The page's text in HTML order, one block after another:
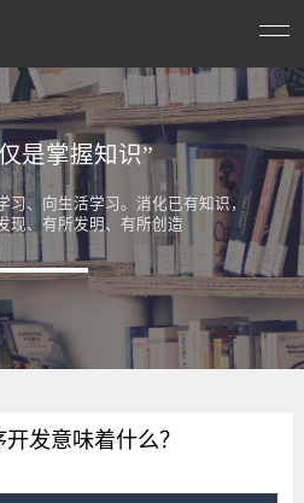
是掌握知识”
习、向生活学习。消化已有知识，
现、有所发明、有所创造
发意味着什么？